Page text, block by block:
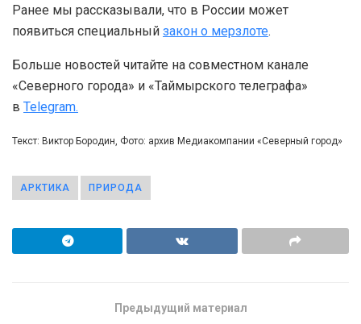
Ранее мы рассказывали, что в России может
появиться специальный закон о мерзлоте.
Больше новостей читайте на совместном канале
«Северного города» и «Таймырского телеграфа»
в Telegram.
Текст: Виктор Бородин, Фото: архив Медиакомпании «Северный город»
АРКТИКА ПРИРОДА
Предыдущий материал